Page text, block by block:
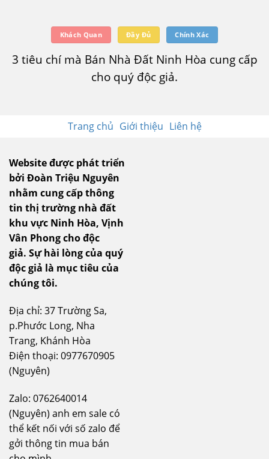
Khách Quan Đầy Đủ Chính Xác
3 tiêu chí mà Bán Nhà Đất Ninh Hòa cung cấp
cho quý độc giả.
Trang chủ Giới thiệu Liên hệ
Website được phát triển
bởi Đoàn Triệu Nguyên
nhằm cung cấp thông
tin thị trường nhà đất
khu vực Ninh Hòa, Vịnh
Vân Phong cho độc
giả. Sự hài lòng của quý
độc giả là mục tiêu của
chúng tôi.
Địa chỉ: 37 Trường Sa,
p.Phước Long, Nha
Trang, Khánh Hòa
Điện thoại: 0977670905
(Nguyên)
Zalo: 0762640014
(Nguyên) anh em sale có
thể kết nối với số zalo để
gởi thông tin mua bán